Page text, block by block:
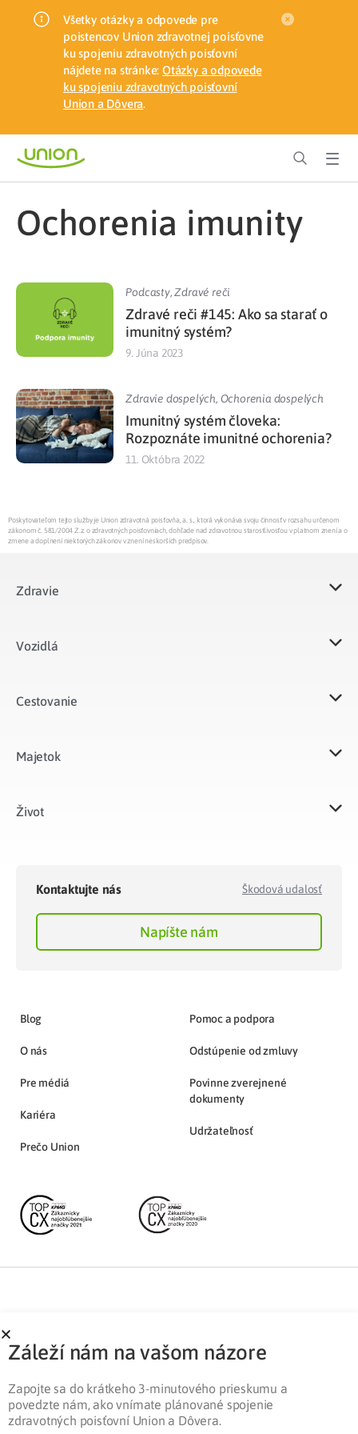
Všetky otázky a odpovede pre
poistencov Union zdravotnej poisťovne
ku spojeniu zdravotných poisťovní
nájdete na stránke: Otázky a odpovede
ku spojeniu zdravotných poisťovní
Union a Dôvera.
ochorenia imunity
Podcasty,Zdravé reči
Zdravé reči #145: Ako sa starať o
imunitný systém?
9. Júna 2023
Zdravie dospelých, Ochorenia dospelých
Imunitný systém človeka:
Rozpoznáte imunitné ochorenia?
11. Októbra 2022
Poskytovateľom tejto služby je Union zdravotná poisťovňa, a. s., ktorá vykonáva svoju činnosť v rozsahu určenom
zákonom č. 581/2004 Z.z. o zdravotných poisťovniach, dohľade nad zdravotnou starostlivosťou v platnom znení a o
zmene a doplnení niektorých zákonov v znení neskorších predpisov.
Zdravie
Vozidlá​
Cestovanie
Majetok​
Život​
Kontaktujte nás Škodová udalosť
Napíšte nám
Blog
O nás
Pre médiá
Kariéra
Prečo Union
Pomoc a podpora
Odstúpenie od zmluvy
Povinne zverejnené
dokumenty
Udržateľnosť
Partnerská zóna Ochrana osobných údajov
Záleží nám na vašom názore
Zapojte sa do krátkeho 3-minutového prieskumu a
povedzte nám, ako vnímate plánované spojenie
zdravotných poisťovní Union a Dôvera.